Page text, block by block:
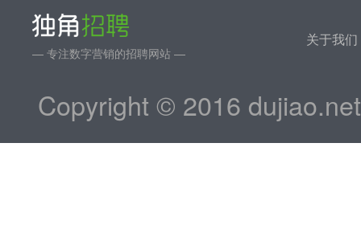
— 专注数字营销的招聘网站 —
关于我们
Copyright © 2016